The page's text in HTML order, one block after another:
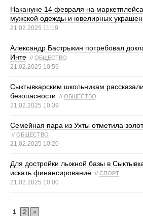
Накануне 14 февраля на
мужской одежды и ювелирных
21.02.2025 11:19
Александр Бастрыкин потребовал
Инте // ОБЩЕСТВО
21.02.2025 10:59
Сыктывкарским школьникам
безопасности
// ОБЩЕСТВО
21.02.2025 10:39
Семейная пара из Ухты отметила
// ОБЩЕСТВО
21.02.2025 10:20
Для достройки лыжной базы в
искать финансирование // СПОРТ
21.02.2025 10:00
1 2 »